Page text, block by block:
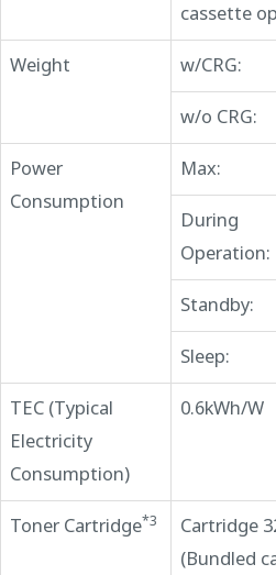
cassette
Weight
w/CRG:
w/o CRG:
Power
Consumption
Max:
During
Operation:
Standby:
Sleep:
TEC (Typical
Electricity
Consumption)
0.6kWh/W
Toner Cartridge*3 Cartridge
(Bundled